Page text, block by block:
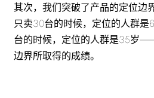
其次，我们突破了产品的定位边
只卖30台的时候，定位的人群是
台的时候，定位的人群是35岁
边界所取得的成绩。